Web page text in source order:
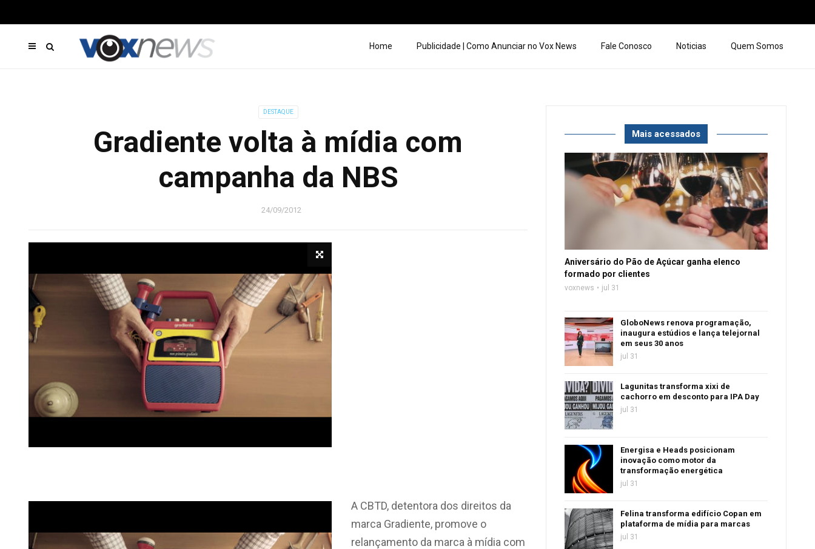
Home Publicidade | Como Anunciar no Vox News Fale Conosco Noticias Quem Somos
DESTAQUE
Gradiente volta à mídia com
campanha da NBS
24/09/2012
A CBTD, detentora dos direitos da
marca Gradiente, promove o
relançamento da marca à mídia com
Mais acessados
Aniversário do Pão de Açúcar ganha elenco
formado por clientes
voxnews jul 31
GloboNews renova programação,
inaugura estúdios e lança telejornal
em seus 30 anos
jul 31
Lagunitas transforma xixi de
cachorro em desconto para IPA Day
jul 31
Energisa e Heads posicionam
inovação como motor da
transformação energética
jul 31
Felina transforma edifício Copan em
plataforma de mídia para marcas
jul 31